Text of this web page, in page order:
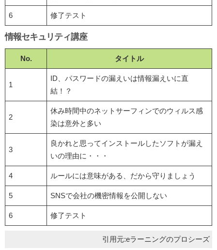
6 修了テスト
情報セキュリティ講座
No. タイトル
1
ID、パスワードの漏えいは情報漏えいに直
結！？
2
休み時間中のネットサーフィンでのウィルス感
染は意外と多い
3
良かれと思ってインストールしたソフトが漏え
いの理由に・・・
4 ルールには意味がある、だから守りましょう
5 SNSで会社の機密情報を公開しない
6 修了テスト
引用元:eラーニングのプロシーズ